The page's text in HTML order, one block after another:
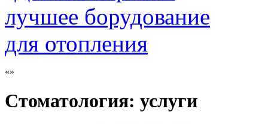
Стоматология: услуги